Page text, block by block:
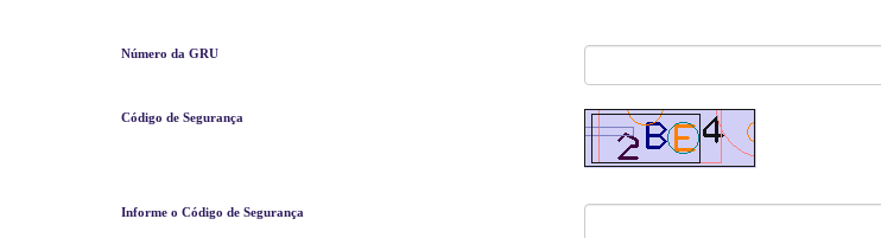
Número da GRU
Código de Segurança
Informe o Código de Segurança